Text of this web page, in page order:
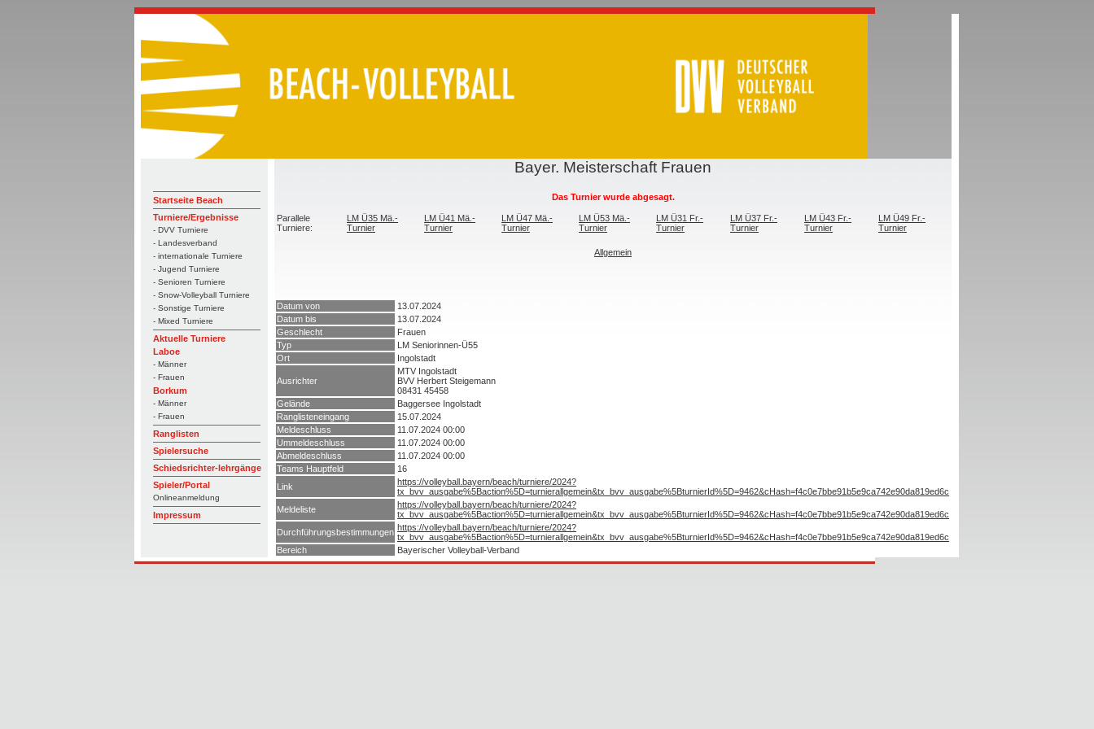
Startseite Beach
Turniere/Ergebnisse
- DVV Turniere
- Landesverband
- internationale Turniere
- Jugend Turniere
- Senioren Turniere
- Snow-Volleyball Turniere
- Sonstige Turniere
- Mixed Turniere
Aktuelle Turniere
Laboe
- Männer
- Frauen
Borkum
- Männer
- Frauen
Ranglisten
Spielersuche
Schiedsrichter-lehrgänge
Spieler/Portal
Onlineanmeldung
Impressum
Bayer. Meisterschaft Frauen
Das Turnier wurde abgesagt.
Parallele
Turniere:
LM Ü35 Mä.-
Turnier
LM Ü41 Mä.-
Turnier
LM Ü47 Mä.-
Turnier
LM Ü53 Mä.-
Turnier
LM Ü31 Fr.-
Turnier
LM Ü37 Fr.-
Turnier
LM Ü43 Fr.-
Turnier
LM Ü49 Fr.-
Turnier
Allgemein
Datum von
13.07.2024
Datum bis
13.07.2024
Geschlecht
Frauen
Typ
LM Seniorinnen-Ü55
Ort
Ingolstadt
Ausrichter
MTV Ingolstadt
BVV Herbert Steigemann
08431 45458
Gelände
Baggersee Ingolstadt
Ranglisteneingang
15.07.2024
Meldeschluss
11.07.2024 00:00
Ummeldeschluss
11.07.2024 00:00
Abmeldeschluss
11.07.2024 00:00
Teams Hauptfeld
16
Link
https://volleyball.bayern/beach/turniere/2024?
tx_bvv_ausgabe%5Baction%5D=turnierallgemein&tx_bvv_ausgabe%5BturnierId%5D=9462&cHash=f4c0e7bbe91b5e9ca742e90da819ed6c
Meldeliste
https://volleyball.bayern/beach/turniere/2024?
tx_bvv_ausgabe%5Baction%5D=turnierallgemein&tx_bvv_ausgabe%5BturnierId%5D=9462&cHash=f4c0e7bbe91b5e9ca742e90da819ed6c
Durchführungsbestimmungen https://volleyball.bayern/beach/turniere/2024?
tx_bvv_ausgabe%5Baction%5D=turnierallgemein&tx_bvv_ausgabe%5BturnierId%5D=9462&cHash=f4c0e7bbe91b5e9ca742e90da819ed6c
Bereich
Bayerischer Volleyball-Verband